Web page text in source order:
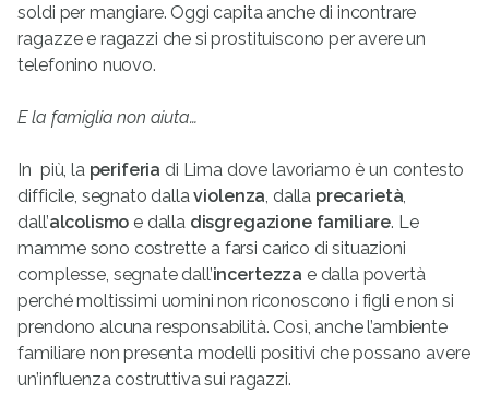
soldi per mangiare. Oggi capita anche di incontrare
ragazze e ragazzi che si prostituiscono per avere un
telefonino nuovo.
E la famiglia non aiuta…
In più, la periferia di Lima dove lavoriamo è un contesto
difficile, segnato dallaviolenza , dalla precarietà
dall’alcolismo e dalla disgregazione familiare. Le
mamme sono costrette a farsi carico di situazioni
complesse, segnate dall’incertezza e dalla povertà
perché moltissimi uomini non riconoscono i figli e non si
prendono alcuna responsabilità. Così, anche l’ambiente
familiare non presenta modelli positivi che possano avere
un’influenza costruttiva sui ragazzi.